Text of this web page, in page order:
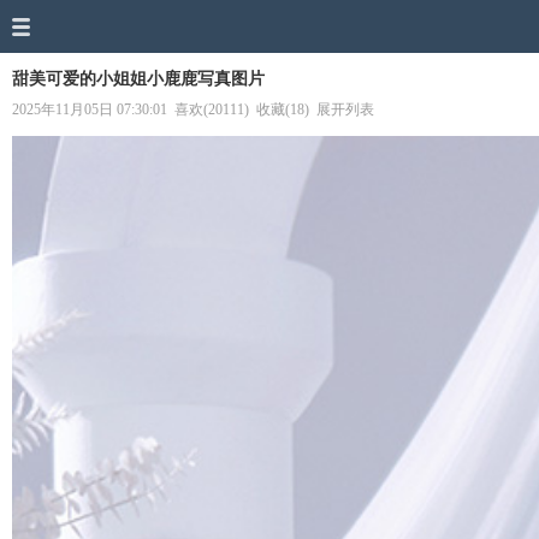
甜美可爱的小姐姐小鹿鹿写真图片
2025年11月05日 07:30:01 喜欢(20111) 收藏(18) 展开列表